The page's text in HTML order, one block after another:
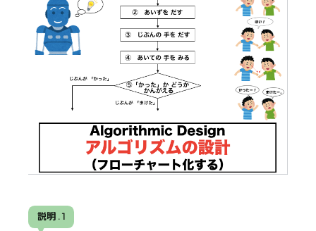
説明 . 1